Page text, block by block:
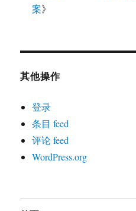
案》
其他操作
登录
条目 feed
评论 feed
WordPress.org